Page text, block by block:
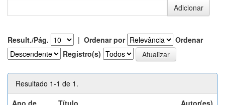
Result./Pág. | Ordenar por
Ordenar
Registro(s)
Resultado 1-1 de 1.
Ano de
Título Autor(es)